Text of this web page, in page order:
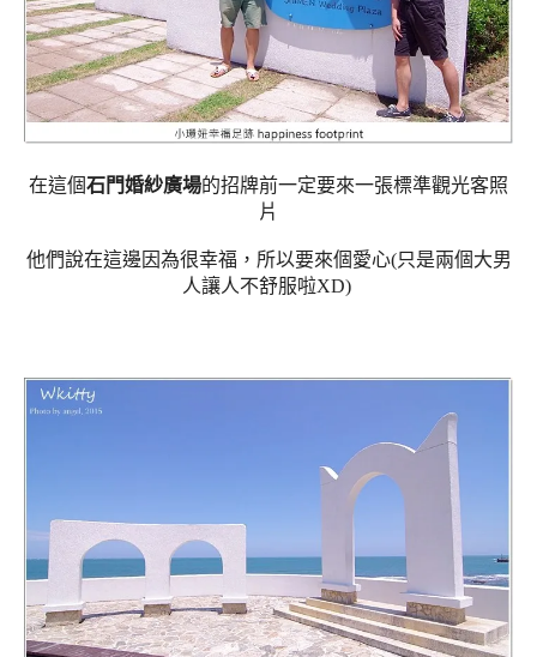
在這個石門婚紗廣場的招牌前一定要來一張標準觀光客照
片
他們說在這邊因為很幸福，所以要來個愛心(只是兩個大男
人讓人不舒服啦XD)